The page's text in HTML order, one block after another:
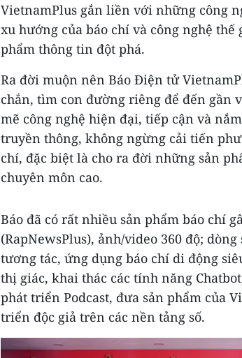
VietnamPlus gắn liền với những công
xu hướng của báo chí và công nghệ
phẩm thông tin đột phá.
Ra đời muộn nên Báo Điện tử
chắn, tìm con đường riêng để đến gần
mẽ công nghệ hiện đại, tiếp cận và
truyền thông, không ngừng cải tiến
chí, đặc biệt là cho ra đời những sản
chuyên môn cao.
Báo đã có rất nhiều sản phẩm báo chí
(RapNewsPlus), ảnh/video 360 độ;
tương tác, ứng dụng báo chí di động
thị giác, khai thác các tính năng
phát triển Podcast, đưa sản phẩm của
triển độc giả trên các nền tảng số.